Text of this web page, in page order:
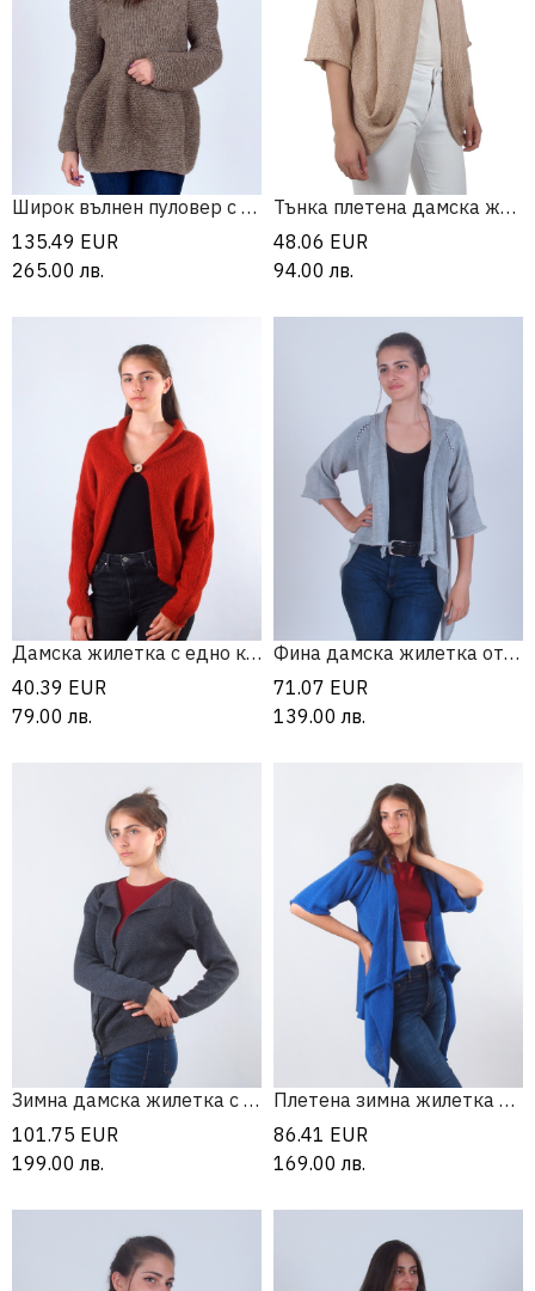
Широк вълнен пуловер с буфан ръкав
135.49 EUR
265.00 лв.
Тънка плетена дамска жилетка с 3/4 ръкав
48.06 EUR
94.00 лв.
Дамска жилетка с едно копче
40.39 EUR
79.00 лв.
Фина дамска жилетка от мерино
71.07 EUR
139.00 лв.
Зимна дамска жилетка с копчета
101.75 EUR
199.00 лв.
Плетена зимна жилетка от мерино вълна
86.41 EUR
169.00 лв.